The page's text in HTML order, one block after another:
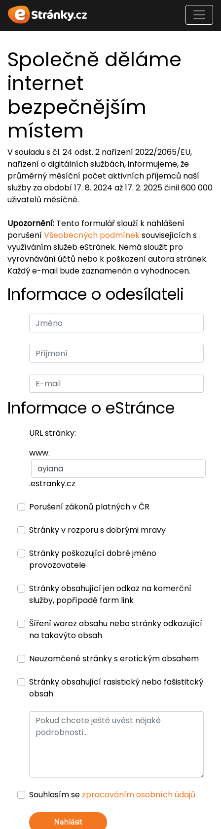
Společně děláme
internet
bezpečnějším
místem
V souladu s čl. 24 odst. 2 nařízení 2022/2065/EU,
nařízení o digitálních službách, informujeme, že
průměrný měsíční počet aktivních příjemců naší
služby za období 17. 8. 2024 až 17. 2. 2025 činil 600 000
uživatelů měsíčně.
Upozornění: Tento formulář slouží k nahlášení
porušeníVšeobecných podmíneksouvisejících s
využíváním služeb eStránek. Nemá sloužit pro
vyrovnávání účtů nebo k poškození autora stránek.
Každý e-mail bude zaznamenán a vyhodnocen.
Informace o odesílateli
Informace o eStránce
URL stránky:
www.
.estranky.cz
Porušení zákonů platných v ČR
Stránky v rozporu s dobrými mravy
Stránky poškozující dobré jméno
provozovatele
Stránky obsahující jen odkaz na komerční
služby, popřípadě farm link
Šíření warez obsahu nebo stránky odkazující
na takovýto obsah
Neuzamčené stránky s erotickým obsahem
Stránky obsahující rasistický nebo fašistitcký
obsah
Souhlasím se zpracováním osobních údajů
Nahlásit